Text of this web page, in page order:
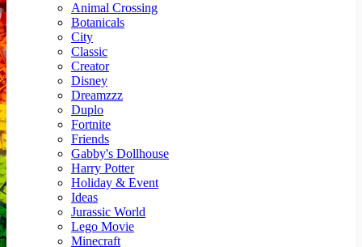
Animal Crossing
Botanicals
City
Classic
Creator
Disney
Dreamzzz
Duplo
Fortnite
Friends
Gabby's Dollhouse
Harry Potter
Holiday & Event
Ideas
Jurassic World
Lego Movie
Minecraft